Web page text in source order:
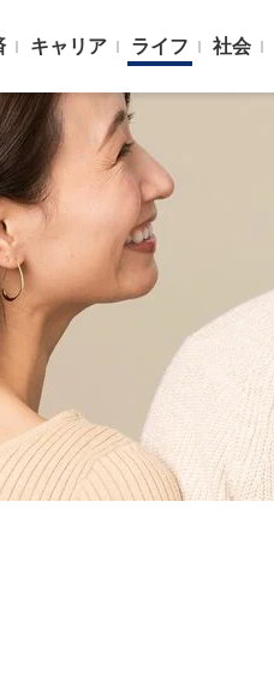
キャリア ライフ 社会